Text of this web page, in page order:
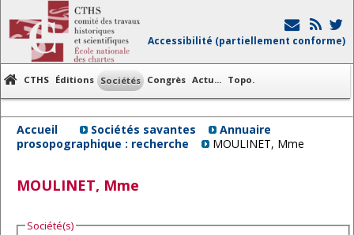
Accessibilité (partiellement conforme)
CTHS Éditions Sociétés Congrès Actu... Topo.
Accueil Sociétés savantes
Annuaire
prosopographique : recherche
MOULINET, Mme
MOULINET, Mme
Société(s)